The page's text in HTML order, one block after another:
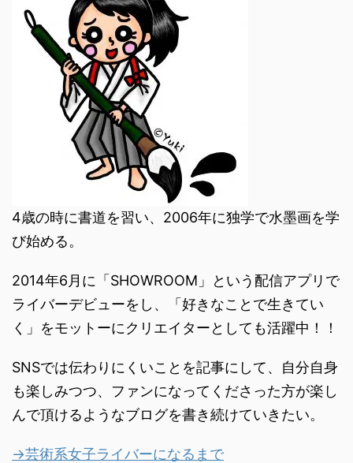
4歳の時に書道を習い、2006年に独学で水墨画を学
び始める。
2014年6月に「SHOWROOM」という配信アプリで
ライバーデビューをし、「好きなことで生きてい
く」をモットーにクリエイターとしても活躍中！！
SNSでは伝わりにくいことを記事にして、自分自身
も楽しみつつ、ファンになってくださった方が楽し
んで頂けるようなブログを書き続けていきたい。
→芸術系女子ライバーになるまで